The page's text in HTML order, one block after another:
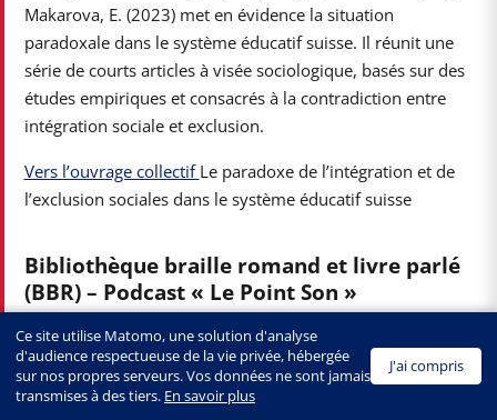
Makarova, E. (2023) met en évidence la situation
paradoxale dans le système éducatif suisse. Il réunit une
série de courts articles à visée sociologique, basés sur des
études empiriques et consacrés à la contradiction entre
intégration sociale et exclusion.
Vers l’ouvrage collectif Le paradoxe de l’intégration et de
l’exclusion sociales dans le système éducatif suisse
Bibliothèque braille romand et livre parlé
(BBR) – Podcast « Le Point Son »
L’objectif de ce podcast est de faire découvrir le monde de
la BBR de l’intérieur – ses coulisses, son histoire et celles et
ceux qui l’ont faite, ses actrices et acteurs de l’ombre ou
Ce site utilise Matomo, une solution d'analyse
d'audience respectueuse de la vie privée, hébergée
sur nos propres serveurs. Vos données ne sont jamais
transmises à des tiers. En savoir plus
J'ai compris